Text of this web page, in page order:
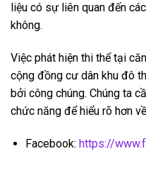
liệu có sự liên quan đến
không.
Việc phát hiện thi thể tại
cộng đồng cư dân khu đô
bởi công chúng. Chúng ta
chức năng để hiểu rõ hơn
Facebook: https://